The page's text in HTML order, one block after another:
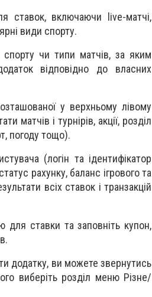
ставок, включаючи live-матчі,
види спорту.
чи типи матчів, за яким
відповідно до власних
у верхньому лівому
матчів і турнірів, акції, розділ
погоду тощо).
(логін та ідентифікатор
рахунку, баланс ігрового та
всіх ставок і транзакцій
для ставки та заповніть купон,
додатку, ви можете звернутись
виберіть розділ меню Різне/